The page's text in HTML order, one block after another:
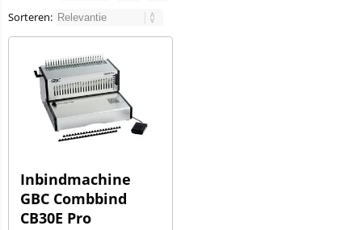
Sorteren:
Inbindmachine
GBC Combbind
CB30E Pro